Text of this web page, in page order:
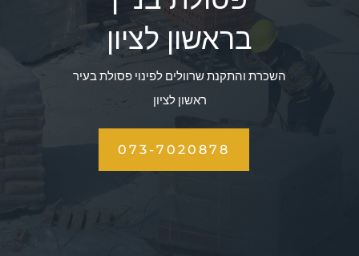
בראשון לציון
השכרת והתקנת שרוולים לפינוי פסולת בעיר
ראשון לציון
073-7020878